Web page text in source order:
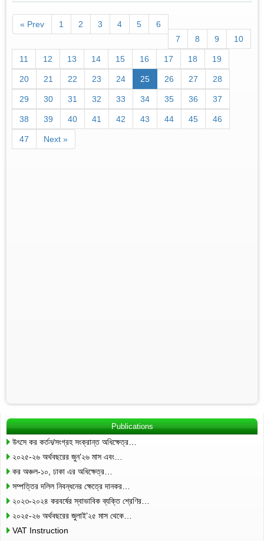
« Prev 1 2 3 4 5
6
7
8 9 10
11 12 13 14 15 16 17 18 19
20 21 22 23 24 25 26 27 28
29 30 31 32 33 34 35 36 37
38 39 40 41 42 43 44 45 46
47 Next »
Publications
উৎসে কর কর্তন/সংগ্রহ সংক্রান্ত অধিক্ষেত্র…
২০২৫-২৬ অর্থবছরের জুন’২৬ মাস এবং…
কর অঞ্চল-১০, ঢাকা এর অধিক্ষেত্র…
সম্পত্তির দলিল নিবন্ধনের ক্ষেত্রে দানকর…
২০২৩-২০২৪ করবর্ষের স্বাভাবিক ব্যক্তি শ্রেণির…
২০২৫-২৬ অর্থবছরের জুলাই’২৫ মাস থেকে…
VAT Instruction